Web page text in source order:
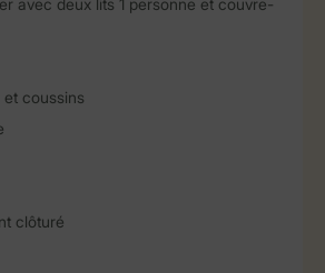
avec deux lits 1 personne et couvre-
coussins
clôturé